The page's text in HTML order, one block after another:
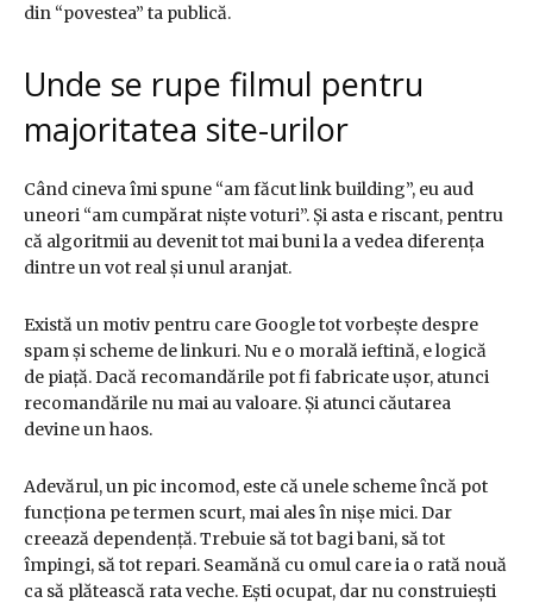
din “povestea” ta publică.
Unde se rupe filmul pentru
majoritatea site-urilor
Când cineva îmi spune “am făcut link building”, eu aud
uneori “am cumpărat niște voturi”. Și asta e riscant, pentru
că algoritmii au devenit tot mai buni la a vedea diferența
dintre un vot real și unul aranjat.
Există un motiv pentru care Google tot vorbește despre
spam și scheme de linkuri. Nu e o morală ieftină, e logică
de piață. Dacă recomandările pot fi fabricate ușor, atunci
recomandările nu mai au valoare. Și atunci căutarea
devine un haos.
Adevărul, un pic incomod, este că unele scheme încă pot
funcționa pe termen scurt, mai ales în nișe mici. Dar
creează dependență. Trebuie să tot bagi bani, să tot
împingi, să tot repari. Seamănă cu omul care ia o rată nouă
ca să plătească rata veche. Ești ocupat, dar nu construiești